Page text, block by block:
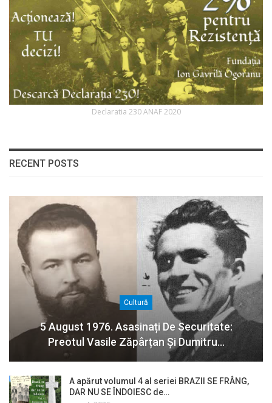
Declaratia 230 ANAF 2020
RECENT POSTS
Cultură
5 August 1976. Asasinați De Securitate:
Preotul Vasile Zăpârțan Și Dumitru…
A apărut volumul 4 al seriei BRAZII SE FRÂNG,
DAR NU SE ÎNDOIESC de…